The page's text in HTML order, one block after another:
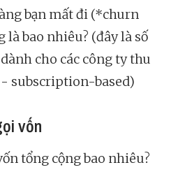
bạn mất đi (*churn
là bao nhiêu? (đây là số
cho các công ty thu
subscription-based)
vốn
tổng cộng bao nhiêu?